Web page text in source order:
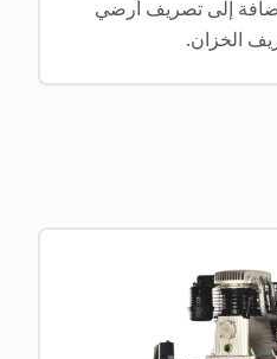
إلى تصريف أرضي